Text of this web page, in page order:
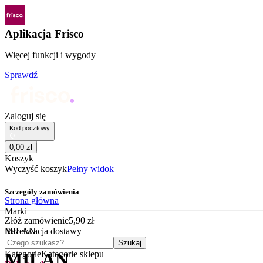
Aplikacja Frisco
Więcej funkcji i wygody
Sprawdź
Zaloguj się
Kod pocztowy
0,00 zł
Koszyk
Wyczyść koszykPełny widok
Szczegóły zamówienia
Złóż zamówienie5,90 zł
Rezerwacja dostawy
Czego szukasz?
Szukaj
KategorieKategorie sklepu
Strona główna
Marki
MILAN